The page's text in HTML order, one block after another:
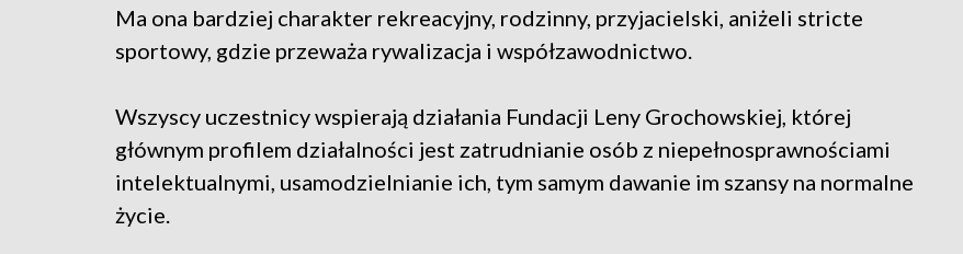
Ma ona bardziej charakter rekreacyjny, rodzinny, przyjacielski, aniżeli stricte
sportowy, gdzie przeważa rywalizacja i współzawodnictwo.
Wszyscy uczestnicy wspierają działania Fundacji Leny Grochowskiej, której
głównym profilem działalności jest zatrudnianie osób z niepełnosprawnościami
intelektualnymi, usamodzielnianie ich, tym samym dawanie im szansy na normalne
życie.